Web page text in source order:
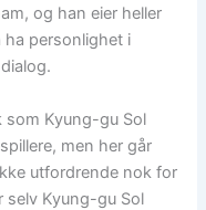
og han eier heller
ha personlighet i
som Kyung-gu Sol
men her går
utfordrende nok for
selv Kyung-gu Sol